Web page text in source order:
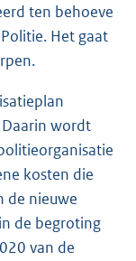
ten behoeve
Het gaat
wordt
kosten die
de nieuwe
de begroting
van de